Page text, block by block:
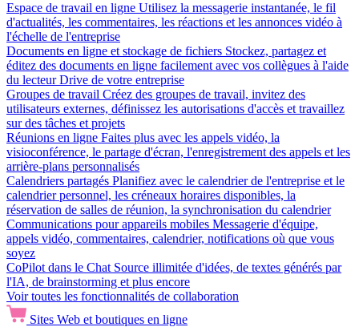
Espace de travail en ligne Utilisez la messagerie instantanée, le fil
d'actualités, les commentaires, les réactions et les annonces vidéo à
l'échelle de l'entreprise
Documents en ligne et stockage de fichiers Stockez, partagez et
éditez des documents en ligne facilement avec vos collègues à l'aide
du lecteur Drive de votre entreprise
Groupes de travail Créez des groupes de travail, invitez des
utilisateurs externes, définissez les autorisations d'accès et travaillez
sur des tâches et projets
Réunions en ligne Faites plus avec les appels vidéo, la
visioconférence, le partage d'écran, l'enregistrement des appels et les
arrière-plans personnalisés
Calendriers partagés Planifiez avec le calendrier de l'entreprise et le
calendrier personnel, les créneaux horaires disponibles, la
réservation de salles de réunion, la synchronisation du calendrier
Communications pour appareils mobiles Messagerie d'équipe,
appels vidéo, commentaires, calendrier, notifications où que vous
soyez
CoPilot dans le Chat Source illimitée d'idées, de textes générés par
l'IA, de brainstorming et plus encore
Voir toutes les fonctionnalités de collaboration
Sites Web et boutiques en ligne